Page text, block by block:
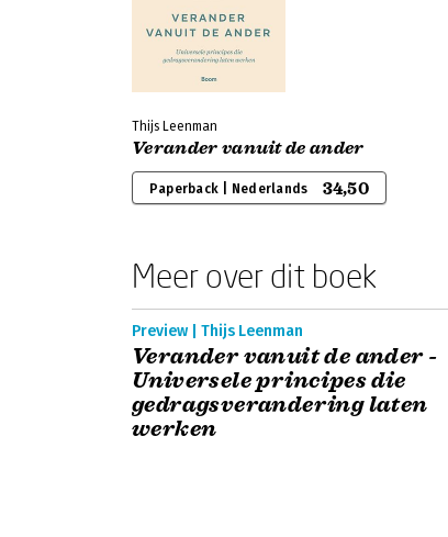
Thijs Leenman
Verander vanuit de ander
Paperback | Nederlands 34,50
Meer over dit boek
Preview | Thijs Leenman
Verander vanuit de ander -
Universele principes die
gedragsverandering laten
werken